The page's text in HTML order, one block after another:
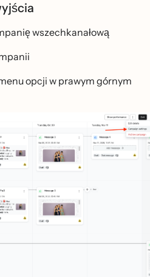
wszechkanałową
opcji w prawym górnym